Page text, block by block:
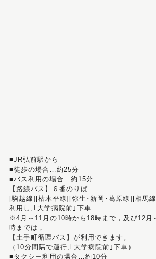
■JR弘前駅から
■徒歩の場合…約25分
■バス利用の場合…約15分
【路線バス】６番のりば
[駒越線][枯木平線][弥生･新岡･葛原線][相馬
利用し,｢大学病院前｣下車
※4月～11月の10時から18時まで，及び12月
時までは，
【土手町循環バス】が利用できます。
（10分間隔で運行,｢大学病院前｣下車）
■タクシー利用の場合…約10分